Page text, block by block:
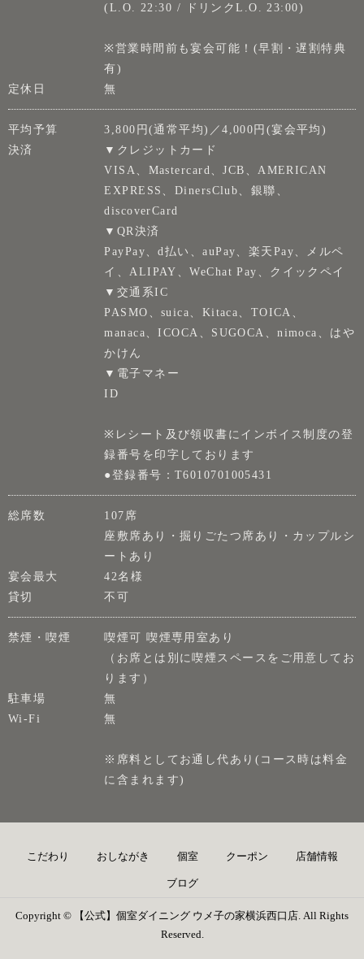
(L.O. 22:30 / ドリンクL.O. 23:00)
※営業時間前も宴会可能！(早割・遅割特典
有)
定休日
無
平均予算
3,800円(通常平均)／4,000円(宴会平均)
決済
▼クレジットカード
VISA、Mastercard、JCB、AMERICAN
EXPRESS、DinersClub、銀聯、
discoverCard
▼QR決済
PayPay、d払い、auPay、楽天Pay、メルペ
イ、ALIPAY、WeChat Pay、クイックペイ
▼交通系IC
PASMO、suica、Kitaca、TOICA、
manaca、ICOCA、SUGOCA、nimoca、はや
かけん
▼電子マネー
ID
※レシート及び領収書にインボイス制度の登
録番号を印字しております
●登録番号：T6010701005431
総席数
107席
座敷席あり・掘りごたつ席あり・カップルシ
ートあり
宴会最大
42名様
貸切
不可
禁煙・喫煙
喫煙可 喫煙専用室あり
（お席とは別に喫煙スペースをご用意してお
ります）
駐車場
無
Wi-Fi
無
※席料としてお通し代あり(コース時は料金
に含まれます)
こだわり おしながき 個室 クーポン 店舗情報
ブログ
Copyright © 【公式】個室ダイニング ウメ子の家横浜西口店. All Rights
Reserved.